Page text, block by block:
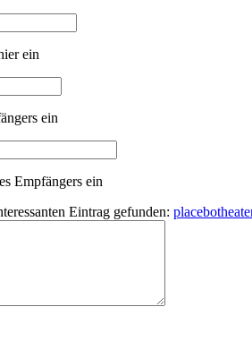
ein
ein
Empfängers ein
Eintrag gefunden: